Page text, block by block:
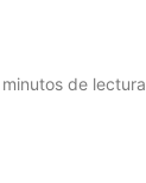
de lectura